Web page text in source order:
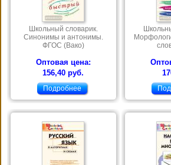
Школьный словарик.
Синонимы и антонимы.
ФГОС (Вако)
Оптовая цена:
156,40 руб.
Подробнее